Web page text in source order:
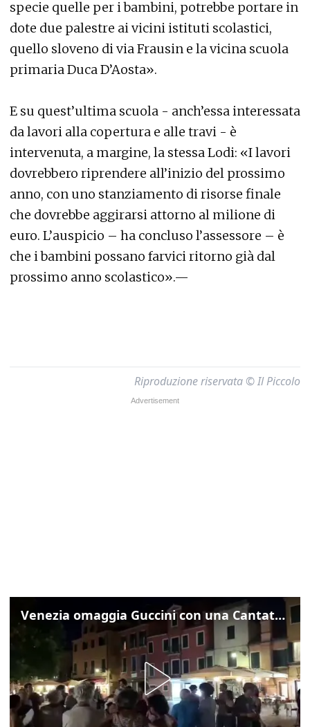
specie quelle per i bambini, potrebbe portare in
dote due palestre ai vicini istituti scolastici,
quello sloveno di via Frausin e la vicina scuola
primaria Duca D’Aosta».
E su quest’ultima scuola - anch’essa interessata
da lavori alla copertura e alle travi - è
intervenuta, a margine, la stessa Lodi: «I lavori
dovrebbero riprendere all’inizio del prossimo
anno, con uno stanziamento di risorse finale
che dovrebbe aggirarsi attorno al milione di
euro. L’auspicio – ha concluso l’assessore – è
che i bambini possano farvici ritorno già dal
prossimo anno scolastico».—
Riproduzione riservata © Il Piccolo
Venezia omaggia Guccini con una Cantata Anarchica in campo Santa Margherita